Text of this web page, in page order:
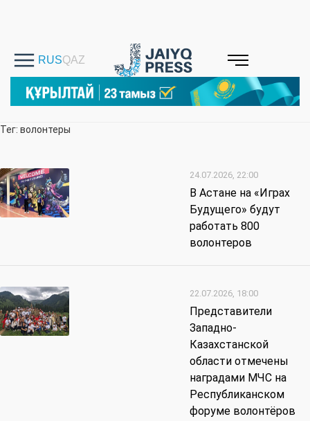
Тег: волонтеры
24.07.2026, 22:00
В Астане на «Играх
Будущего» будут
работать 800
волонтеров
22.07.2026, 18:00
Представители
Западно-
Казахстанской
области отмечены
наградами МЧС на
Республиканском
форуме волонтёров